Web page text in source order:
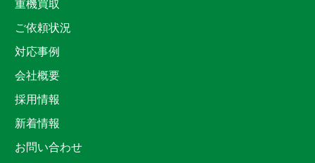
重機買取
ご依頼状況
対応事例
会社概要
採用情報
新着情報
お問い合わせ